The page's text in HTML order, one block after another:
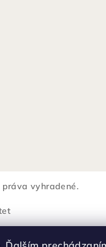
práva vyhradené.